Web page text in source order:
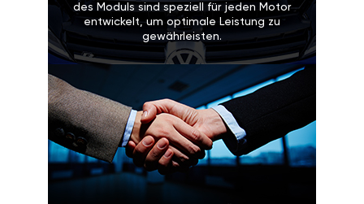
des Moduls sind speziell für jeden Motor
entwickelt, um optimale Leistung zu
gewährleisten.